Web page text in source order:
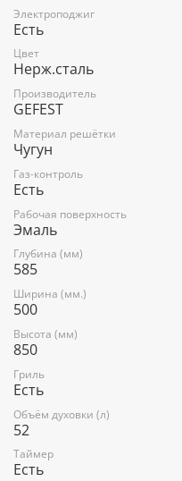
Духовка:
Тип: газовая
Полезный объем: 52 л
Газ-контроль
Электророзжиг духовки,
Гриль-горелка газовая
Подсветка духовки
Проволочные
Терморегулятор (термостат)
Дополнительная
Габариты: 85х50х58,5 см
Выдвижной ящик
Ножки регулировочные
Таймер электронный
Электроподжиг
Есть
Цвет
Нерж.сталь
Производитель
GEFEST
Материал решётки
Чугун
Газ-контроль
Есть
Рабочая поверхность
Эмаль
Глубина (мм)
585
Ширина (мм.)
500
Высота (мм)
850
Гриль
Есть
Объём духовки (л)
52
Таймер
Есть